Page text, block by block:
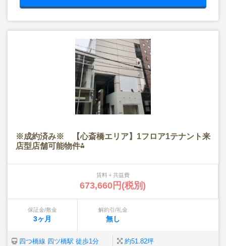
※成約済み※ 【心斎橋エリア】1フロア1テナント来
店型店舗可能物件⁂
賃料＋共益費
673,660円(税別)
保証金/敷金
3ヶ月
解約引/礼金
無し
四つ橋線 四ツ橋駅 徒歩1分 約51.82坪